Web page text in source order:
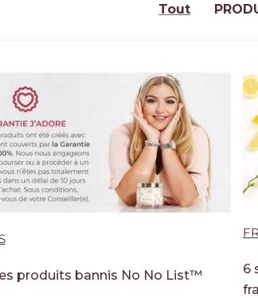
Tout
produits bannis No No List™
6